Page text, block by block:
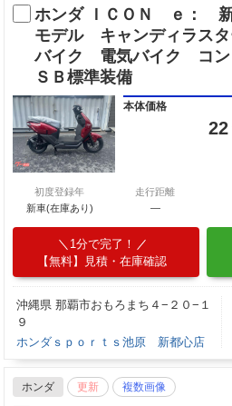
ホンダ ＩＣＯＮ ｅ：
モデル キャンディラス
バイク 電気バイク コ
ＳＢ標準装備
本体価格
22
初度登録年
新車(在庫あり)
走行距離
―
1分で完了！
【無料】見積・在庫確認
沖縄県 那覇市おもろまち４−２０−１
９
ホンダｓｐｏｒｔｓ池原 新都心店
ホンダ 更新 複数画像